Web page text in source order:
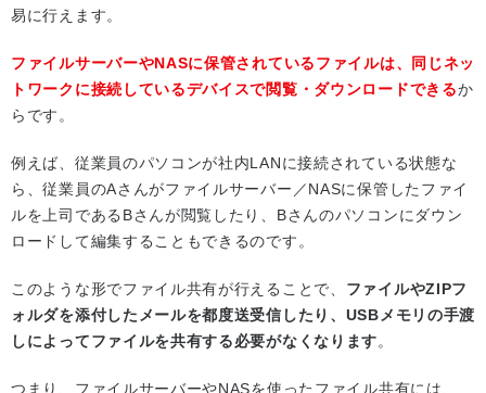
易に行えます。
ファイルサーバーやNASに保管されているファイルは、同じネッ
トワークに接続しているデバイスで閲覧・ダウンロードできるか
らです。
例えば、従業員のパソコンが社内LANに接続されている状態な
ら、従業員のAさんがファイルサーバー／NASに保管したファイ
ルを上司であるBさんが閲覧したり、Bさんのパソコンにダウン
ロードして編集することもできるのです。
このような形でファイル共有が行えることで、 ファイルやZIPフ
ォルダを添付したメールを都度送受信したり、USBメモリの手渡
しによってファイルを共有する必要がなくなります。
つまり、ファイルサーバーやNASを使ったファイル共有には、